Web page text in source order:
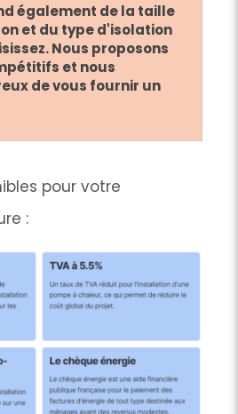
également de la taille
et du type d'isolation
Nous proposons
et nous
de vous fournir un
pour votre
: